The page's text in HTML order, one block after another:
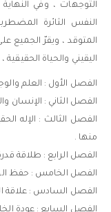
التوجهات ، وفي
النفس الثائرة
المتوقد ، ويقرّ الجميع
اليقيني والحياة
الفصل الأول : العلم
الفصل الثاني : الإنسان
الفصل الثالث : الإله
منها .
الفصل الرابع : طلاقة قدرة
الفصل الخامس : حفظ
الفصل السادس : علاقة